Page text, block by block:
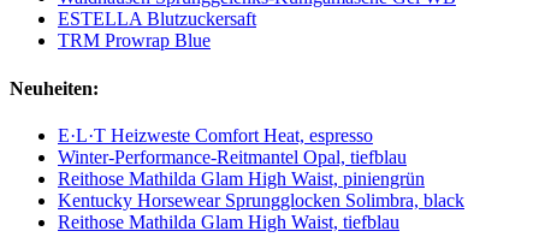
ESTELLA Blutzuckersaft
TRM Prowrap Blue
Neuheiten:
E·L·T Heizweste Comfort Heat, espresso
Winter-Performance-Reitmantel Opal, tiefblau
Reithose Mathilda Glam High Waist, piniengrün
Kentucky Horsewear Sprungglocken Solimbra, black
Reithose Mathilda Glam High Waist, tiefblau